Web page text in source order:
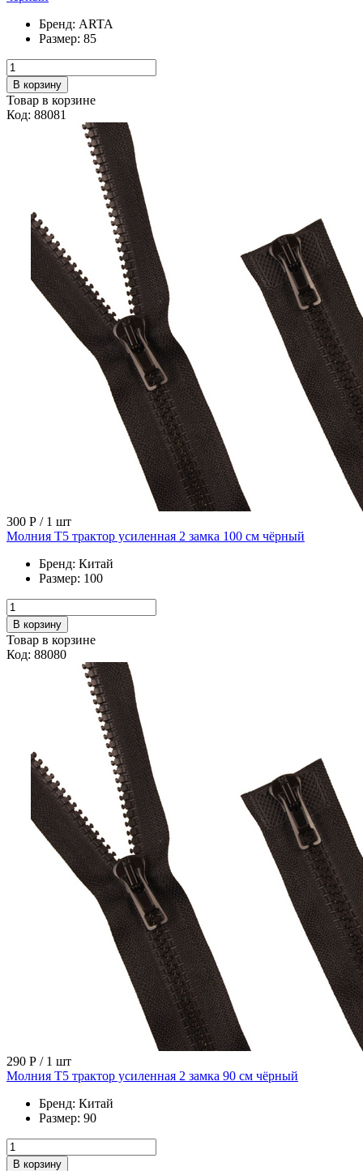
Бренд: ARTA
Размер: 85
В корзину
Товар в корзине
Код: 88081
300 Р / 1 шт
Молния Т5 трактор усиленная 2 замка 100 см чёрный
Бренд: Китай
Размер: 100
В корзину
Товар в корзине
Код: 88080
290 Р / 1 шт
Молния Т5 трактор усиленная 2 замка 90 см чёрный
Бренд: Китай
Размер: 90
В корзину